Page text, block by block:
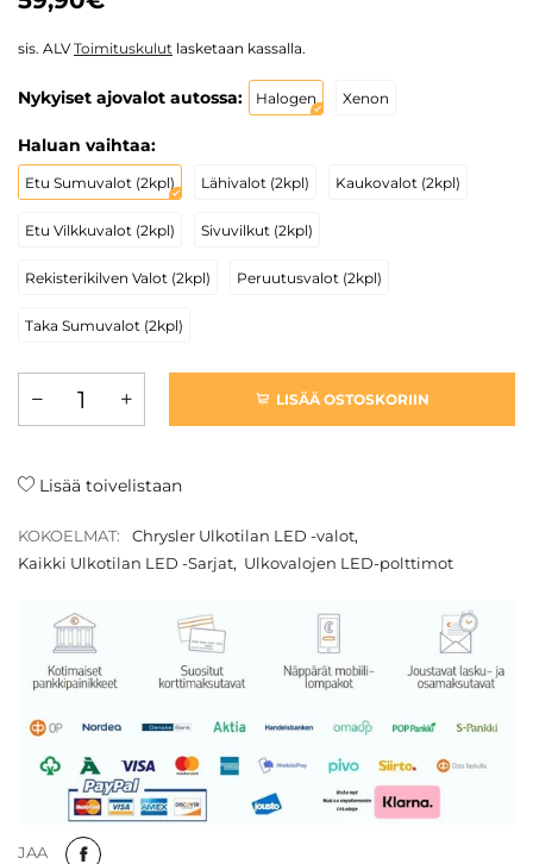
sis. ALVToimituskulut lasketaan kassalla.
Nykyiset ajovalot autossa: Halogen Xenon
Haluan vaihtaa:
Etu Sumuvalot (2kpl) Lähivalot (2kpl) Kaukovalot (2kpl)
Etu Vilkkuvalot (2kpl) Sivuvilkut (2kpl)
Rekisterikilven Valot (2kpl) Peruutusvalot (2kpl)
Taka Sumuvalot (2kpl)
LISÄÄ OSTOSKORIIN
Lisää toivelistaan
KOKOELMAT: Chrysler Ulkotilan LED -valot,
Kaikki Ulkotilan LED -Sarjat, Ulkovalojen LED-polttimot
JAA